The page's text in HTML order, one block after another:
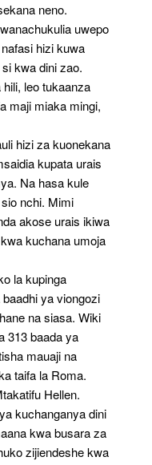
neno.
uwepo
hizi kuwa
kwa dini zao.
leo tukaanza
maji miaka mingi,
hizi za kuonekana
kupata urais
Na hasa kule
nchi. Mimi
akose urais ikiwa
kuchana umoja
la kupinga
ya viongozi
na siasa. Wiki
313 baada ya
mauaji na
taifa la Roma.
Hellen.
kuchanganya dini
kwa busara za
zijiendeshe kwa